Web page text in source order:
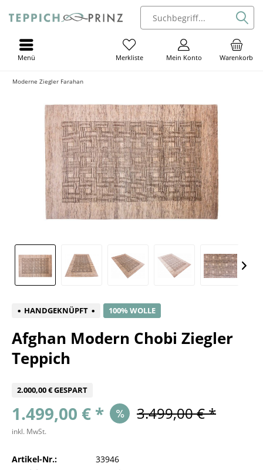
Warenkorb
Mein Konto
Merkliste
Menü
Moderne Ziegler Farahan
HANDGEKNÜPFT 100% WOLLE
Afghan Modern Chobi Ziegler
Teppich
2.000,00 € GESPART
1.499,00 € * 3.499,00 € *
inkl. MwSt.
Artikel-Nr.:
33946